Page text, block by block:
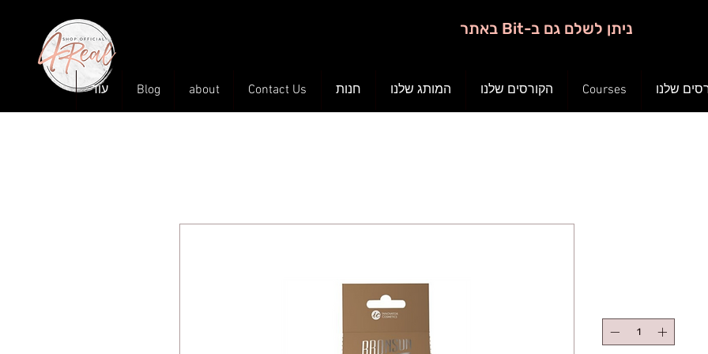
ניתן לשלם גם ב-Bit באתר
Courses הקורסים שלנו המותג שלנו חנות Contact Us
about
Blog עוד